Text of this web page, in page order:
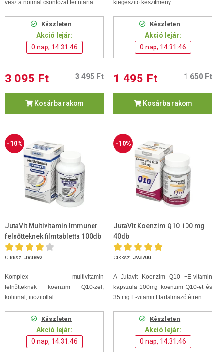
vesz a normál csontozat fenntartá...
Készleten
Akció lejár:
0 nap, 14:31:45
3 095 Ft 3 495 Ft
Kosárba rakom
kiegészítő készítmény.
Készleten
Akció lejár:
0 nap, 14:31:45
1 495 Ft 1 650 Ft
Kosárba rakom
-10%
JutaVit Multivitamin Immuner
felnőtteknek filmtabletta 100db
Cikksz. JV3892
Komplex multivitamin
felnőtteknek koenzim Q10-zel,
kolinnal, inozitollal.
Készleten
Akció lejár:
0 nap, 14:31:45
-10%
JutaVit Koenzim Q10 100 mg
40db
Cikksz. JV3700
A Jutavit Koenzim Q10 +E-vitamin
kapszula 100mg koenzim Q10-et és
35 mg E-vitamint tartalmazó étren...
Készleten
Akció lejár:
0 nap, 14:31:45